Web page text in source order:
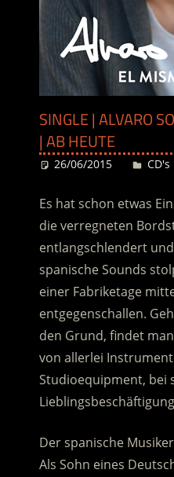
SINGLE | ALVARO
| AB HEUTE
26/06/2015 CD's
Es hat schon etwas
die verregneten
entlangschlendert
spanische Sounds
einer Fabriketage
entgegenschallen.
den Grund, findet
von allerlei
Studioequipment, bei
Der spanische
Als Sohn eines